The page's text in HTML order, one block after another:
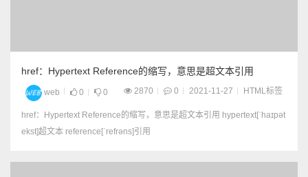
href：Hypertext Reference的缩写，意思是超文本引用
web 0 0 2870 0 2021-11-27 HTML标签
href：Hypertext Reference的缩写，意思是超文本引用 hypertext[ˈhaɪpət
ekst]超文本 reference[ˈrefrəns]引用